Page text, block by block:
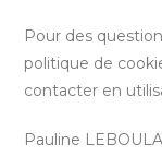
Pour des
politique de
contacter en
Pauline